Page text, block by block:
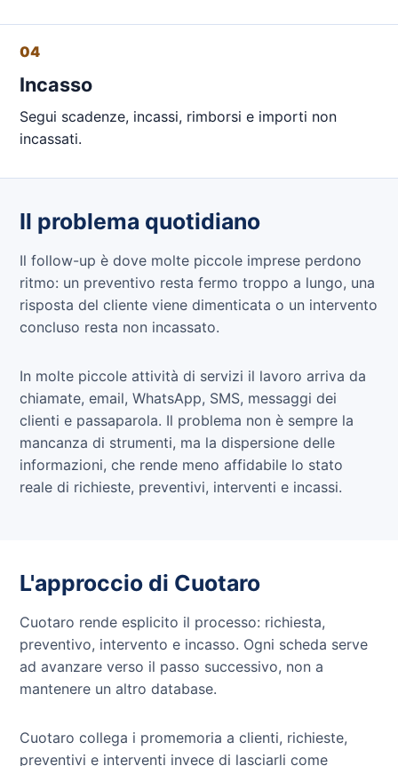
04
Incasso
Segui scadenze, incassi, rimborsi e importi non
incassati.
Il problema quotidiano
Il follow-up è dove molte piccole imprese perdono
ritmo: un preventivo resta fermo troppo a lungo, una
risposta del cliente viene dimenticata o un intervento
concluso resta non incassato.
In molte piccole attività di servizi il lavoro arriva da
chiamate, email, WhatsApp, SMS, messaggi dei
clienti e passaparola. Il problema non è sempre la
mancanza di strumenti, ma la dispersione delle
informazioni, che rende meno affidabile lo stato
reale di richieste, preventivi, interventi e incassi.
L'approccio di Cuotaro
Cuotaro rende esplicito il processo: richiesta,
preventivo, intervento e incasso. Ogni scheda serve
ad avanzare verso il passo successivo, non a
mantenere un altro database.
Cuotaro collega i promemoria a clienti, richieste,
preventivi e interventi invece di lasciarli come